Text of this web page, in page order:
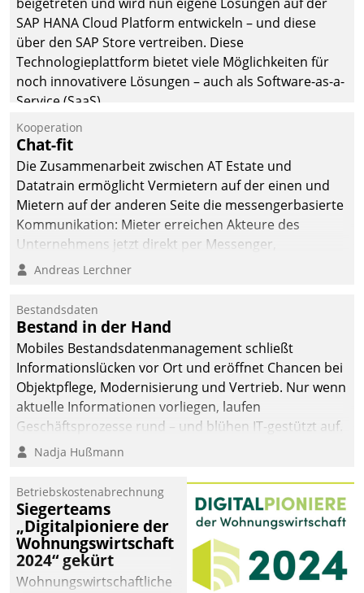
man auf
Cloudtechnologie,
bewährte und Startup-
Partner sowie erstmals
agile Projektmethoden.
SAP HANA Cloud Platform entwickeln – und diese
über den SAP Store vertreiben. Diese
Technologieplattform bietet viele Möglichkeiten für
noch innovativere Lösungen – auch als Software-as-a-
Service (SaaS).
Kooperation
Chat-fit
Die Zusammenarbeit zwischen AT Estate und
Datatrain ermöglicht Vermietern auf der einen und
Mietern auf der anderen Seite die messengerbasierte
Kommunikation: Mieter erreichen Akteure des
Unternehmens jetzt direkt per Messenger,
Mitarbeiter oder Dienstleister empfangen oder
Andreas Lerchner
Bestandsdaten
Bestand in der Hand
Mobiles Bestandsdatenmanagement schließt
Informationslücken vor Ort und eröffnet Chancen bei
Objektpflege, Modernisierung und Vertrieb. Nur wenn
aktuelle Informationen vorliegen, laufen
Geschäftsprozesse rund – und blühen IT-gestützt auf.
Nadja Hußmann
Betriebskostenabrechnung
Siegerteams
„Digitalpioniere der
Wohnungswirtschaft
2024“ gekürt
Wohnungswirtschaftliche